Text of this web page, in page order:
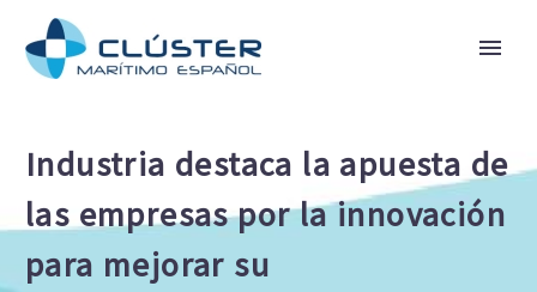
Industria destaca la apuesta de
las empresas por la innovación
para mejorar su